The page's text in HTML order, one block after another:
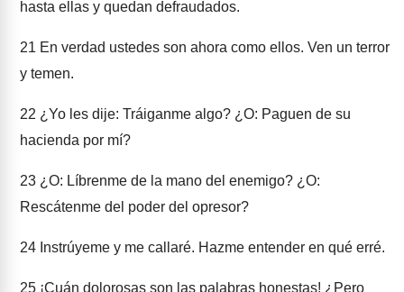
hasta ellas y quedan defraudados.
21 En verdad ustedes son ahora como ellos. Ven un terror
y temen.
22 ¿Yo les dije: Tráiganme algo? ¿O: Paguen de su
hacienda por mí?
23 ¿O: Líbrenme de la mano del enemigo? ¿O:
Rescátenme del poder del opresor?
24 Instrúyeme y me callaré. Hazme entender en qué erré.
25 ¡Cuán dolorosas son las palabras honestas! ¿Pero